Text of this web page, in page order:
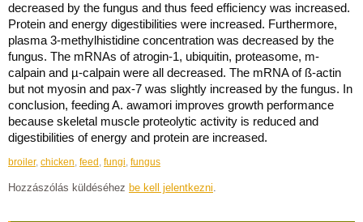
decreased by the fungus and thus feed efficiency was increased.
Protein and energy digestibilities were increased. Furthermore,
plasma 3-methylhistidine concentration was decreased by the
fungus. The mRNAs of atrogin-1, ubiquitin, proteasome, m-
calpain and µ-calpain were all decreased. The mRNA of ß-actin
but not myosin and pax-7 was slightly increased by the fungus. In
conclusion, feeding A. awamori improves growth performance
because skeletal muscle proteolytic activity is reduced and
digestibilities of energy and protein are increased.
broiler, chicken, feed , fungi, fungus
Hozzászólás küldéséhez be kell jelentkezni.